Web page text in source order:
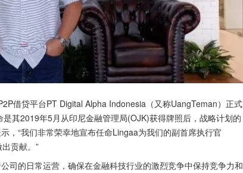
借贷平台PT Digital Alpha Indonesia（又称UangTeman）正式
其2019年5月从印尼金融管理局(OJK)获得牌照后，战略计划的
，“我们非常荣幸地宣布任命Lingaa为我们的副首席执行官
贡献。”
司的日常运营，确保在金融科技行业的激烈竞争中保持竞争力和